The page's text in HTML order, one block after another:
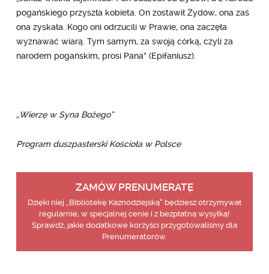
pogańskiego przyszła kobieta. On zostawił Żydów, ona zaś
ona zyskała. Kogo oni odrzucili w Prawie, ona zaczęła
wyznawać wiarą. Tym samym, za swoją córką, czyli za
narodem pogańskim, prosi Pana” (Epifaniusz).
„Wierzę w Syna Bożego”
Program duszpasterski Kościoła w Polsce
ZAMÓW PRENUMERATĘ
Dzięki niej „Bibliotekę Kaznodziejską” będziesz otrzymywał
regularnie, w specjalnej cenie i z bezpłatną wysyłką!
Sprawdź, jakie dodatkowe korzyści przygotowaliśmy dla
Prenumeratorów.